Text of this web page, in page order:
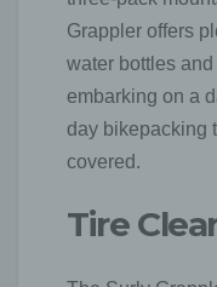
Grappler offers
water bottles and
embarking on a
day bikepacking
covered.
Tire